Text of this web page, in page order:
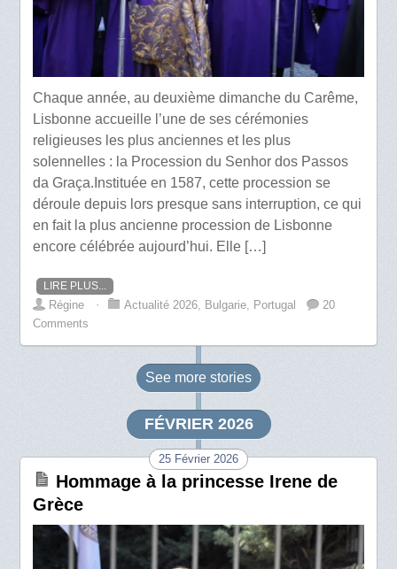
Chaque année, au deuxième dimanche du Carême,
Lisbonne accueille l’une de ses cérémonies
religieuses les plus anciennes et les plus
solennelles : la Procession du Senhor dos Passos
da Graça.Instituée en 1587, cette procession se
déroule depuis lors presque sans interruption, ce qui
en fait la plus ancienne procession de Lisbonne
encore célébrée aujourd’hui. Elle […]
LIRE PLUS...
Régine ⋅ Actualité 2026 Bulgarie Portugal
20
Comments
See more stories
FÉVRIER 2026
25 Février 2026
Hommage à la princesse Irene de
Grèce